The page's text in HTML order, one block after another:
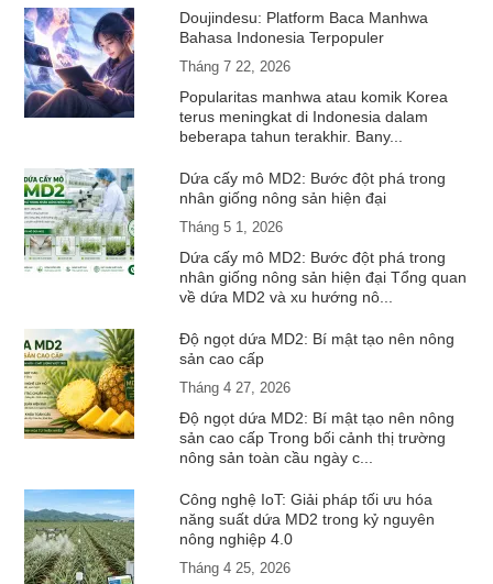
Doujindesu: Platform Baca Manhwa
Bahasa Indonesia Terpopuler
Tháng 7 22, 2026
Popularitas manhwa atau komik Korea
terus meningkat di Indonesia dalam
beberapa tahun terakhir. Bany...
Dứa cấy mô MD2: Bước đột phá trong
nhân giống nông sản hiện đại
Tháng 5 1, 2026
Dứa cấy mô MD2: Bước đột phá trong
nhân giống nông sản hiện đại Tổng quan
về dứa MD2 và xu hướng nô...
Độ ngọt dứa MD2: Bí mật tạo nên nông
sản cao cấp
Tháng 4 27, 2026
Độ ngọt dứa MD2: Bí mật tạo nên nông
sản cao cấp Trong bối cảnh thị trường
nông sản toàn cầu ngày c...
Công nghệ IoT: Giải pháp tối ưu hóa
năng suất dứa MD2 trong kỷ nguyên
nông nghiệp 4.0
Tháng 4 25, 2026